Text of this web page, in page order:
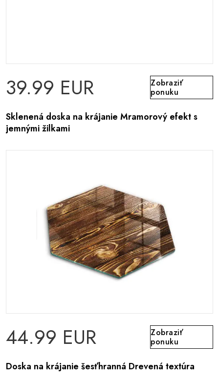
39.99 EUR
Zobraziť
ponuku
Sklenená doska na krájanie Mramorový efekt s
jemnými žilkami
44.99 EUR
Zobraziť
ponuku
Doska na krájanie šesťhranná Drevená textúra